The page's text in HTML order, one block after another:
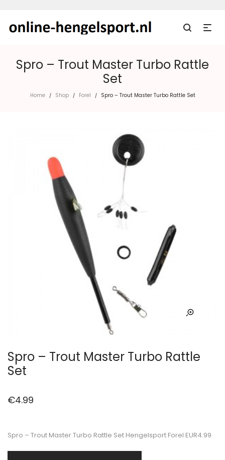
Spro – Trout Master Turbo Rattle
Set
Home / Shop / Forel / Spro – Trout Master Turbo Rattle Set
Spro – Trout Master Turbo Rattle
Set
€4.99
Spro – Trout Master Turbo Rattle Set Hengelsport Forel EUR4.99